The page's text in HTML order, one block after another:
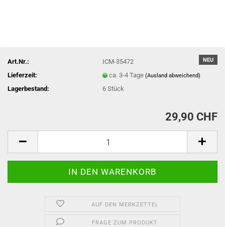
NEU
Art.Nr.:
ICM-35472
Lieferzeit:
ca. 3-4 Tage(Ausland abweichend)
Lagerbestand: 6Stück
29,90 CHF
AUF DEN MERKZETTEL
FRAGE ZUM PRODUKT